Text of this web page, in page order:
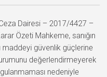
Dairesi – 2017/4427 –
Özeti Mahkeme, sanığın
maddeyi güvenlik güçlerine
değerlendirmeyerek
nedeniyle